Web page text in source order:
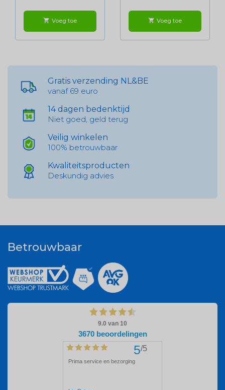
shopping_cart Voeg toe shopping_cart Voeg toe
Gratis verzending NL&BE
vanaf 69 euro
14 dagen bedenktijd
Niet goed, geld terug
Veilig winkelen
100% betrouwbaar
Kwaliteitsproducten
Deskundig advies
Betrouwbaar